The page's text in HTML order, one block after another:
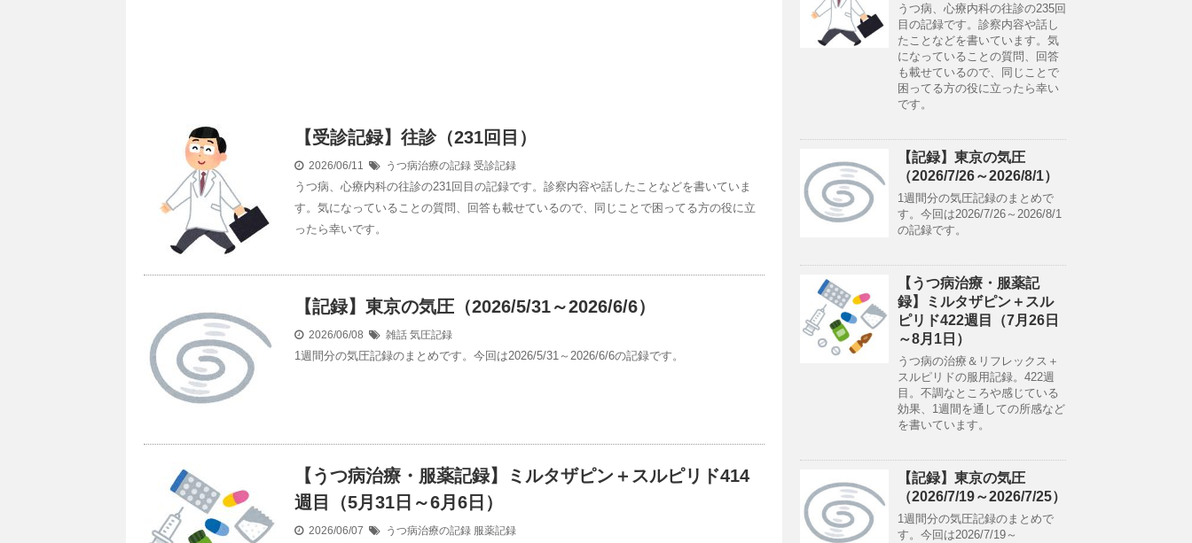
【受診記録】往診（231回目）
2026/06/11 うつ病治療の記録 受診記録
うつ病、心療内科の往診の231回目の記録です。診察内容や話したことなどを書いていま
す。気になっていることの質問、回答も載せているので、同じことで困ってる方の役に立
ったら幸いです。
【記録】東京の気圧（2026/5/31～2026/6/6）
2026/06/08 雑話 気圧記録
1週間分の気圧記録のまとめです。今回は2026/5/31～2026/6/6の記録です。
【うつ病治療・服薬記録】ミルタザピン＋スルピリド414
週目（5月31日～6月6日）
2026/06/07 うつ病治療の記録 服薬記録
うつ病、心療内科の往診の235回
目の記録です。診察内容や話し
たことなどを書いています。気
になっていることの質問、回答
も載せているので、同じことで
困ってる方の役に立ったら幸い
です。
【記録】東京の気圧
（2026/7/26～2026/8/1）
1週間分の気圧記録のまとめで
す。今回は2026/7/26～2026/8/1
の記録です。
【うつ病治療・服薬記
録】ミルタザピン＋スル
ピリド422週目（7月26日
～8月1日）
うつ病の治療＆リフレックス＋
スルピリドの服用記録。422週
目。不調なところや感じている
効果、1週間を通しての所感など
を書いています。
【記録】東京の気圧
（2026/7/19～2026/7/25）
1週間分の気圧記録のまとめで
す。今回は2026/7/19～